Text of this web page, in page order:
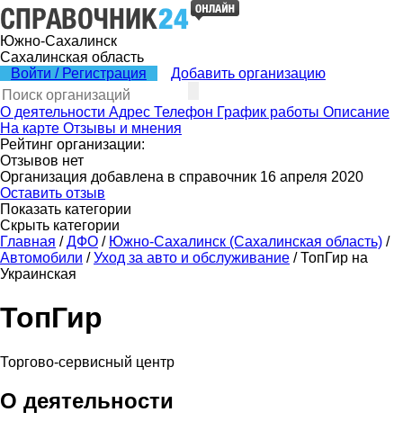
Южно-Сахалинск
Сахалинская область
Войти / Регистрация
Добавить организацию
О деятельности Адрес Телефон График работы Описание
На карте Отзывы и мнения
Рейтинг организации:
Отзывов нет
Организация добавлена в справочник 16 апреля 2020
Оставить отзыв
Показать категории
Скрыть категории
Главная / ДФО / Южно-Сахалинск (Сахалинская область) /
Автомобили / Уход за авто и обслуживание / ТопГир на
Украинская
ТопГир
Торгово-сервисный центр
О деятельности